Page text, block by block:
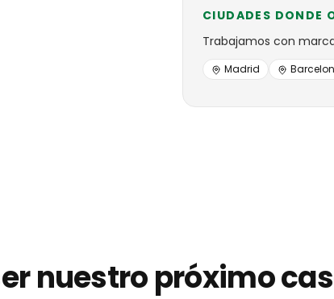
CIUDADES DONDE
Trabajamos con
Madrid
nuestro próximo